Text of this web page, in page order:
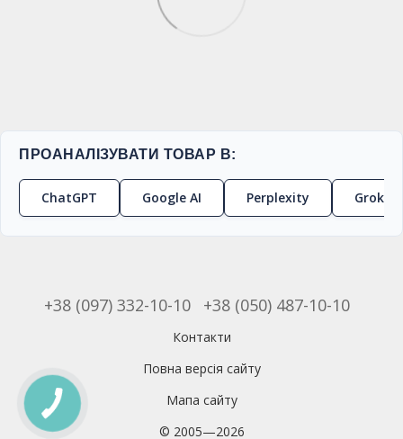
ПРОАНАЛІЗУВАТИ ТОВАР В:
ChatGPT Google AI Perplexity Grok
+38 (097) 332-10-10 +38 (050) 487-10-10
Контакти
Повна версія сайту
Мапа сайту
© 2005—2026